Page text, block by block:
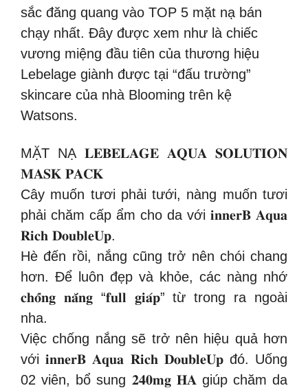
sắc đăng quang vào TOP 5 mặt nạ bán
chạy nhất. Đây được xem như là chiếc
vương miệng đầu tiên của thương hiệu
Lebelage giành được tại “đấu trường”
skincare của nhà Blooming trên kệ
Watsons.
MẶT NẠ 𝐋𝐄𝐁𝐄𝐋𝐀𝐆𝐄 𝐀𝐐𝐔𝐀 𝐒𝐎𝐋𝐔𝐓𝐈𝐎𝐍
𝐌𝐀𝐒𝐊 𝐏𝐀𝐂𝐊
Cây muốn tươi phải tưới, nàng muốn tươi
phải chăm cấp ẩm cho da với 𝐢𝐧𝐧𝐞𝐫𝐁 𝐀𝐪𝐮𝐚
𝐑𝐢𝐜𝐡 𝐃𝐨𝐮𝐛𝐥𝐞𝐔𝐩.
Hè đến rồi, nắng cũng trở nên chói chang
hơn. Để luôn đẹp và khỏe, các nàng nhớ
𝐜𝐡𝐨̂́𝐧𝐠 𝐧𝐚̆́𝐧𝐠 “𝐟𝐮𝐥𝐥 𝐠𝐢𝐚́𝐩” từ trong ra ngoài
nha.
Việc chống nắng sẽ trở nên hiệu quả hơn
với 𝐢𝐧𝐧𝐞𝐫𝐁 𝐀𝐪𝐮𝐚 𝐑𝐢𝐜𝐡 𝐃𝐨𝐮𝐛𝐥𝐞𝐔𝐩 đó. Uống
02 viên, bổ sung 𝟐𝟒𝟎𝐦𝐠 𝐇𝐀 giúp chăm da